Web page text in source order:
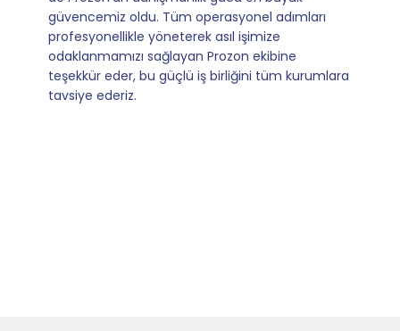
kılan ise; ihtiyaç duyduğumuz her an ulaşılabilir
olmaları ve sorularımıza aldığımız hızlı geri
dönüşler.